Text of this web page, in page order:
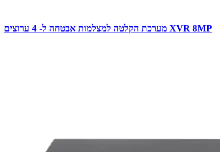
מערכת הקלטה למצלמות אבטחה ל- 4 ערוצים XVR 8MP